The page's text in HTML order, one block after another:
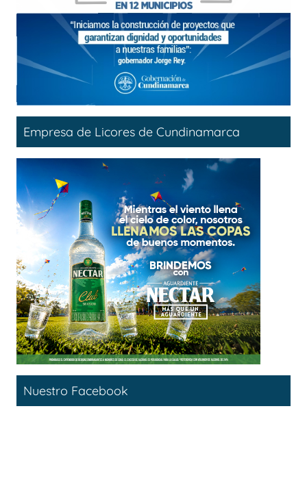
Empresa de Licores de Cundinamarca
Nuestro Facebook